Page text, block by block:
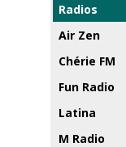
Radios
Air Zen
Chérie FM
Fun Radio
Latina
M Radio